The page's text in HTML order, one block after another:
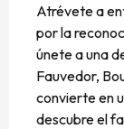
Atrévete a
por la
únete a una
Fauvedor,
convierte en
descubre el